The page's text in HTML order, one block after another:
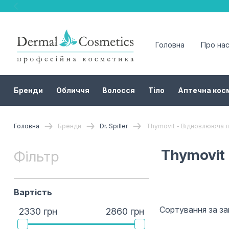
Головна Про нас
Бренди Обличчя Волосся Тіло Аптечна
Головна Бренди Dr. Spiller Thymovit - Відновлююча
Фільтр
Вартість
2330 грн 2860 грн
Thymovit
Сортування за